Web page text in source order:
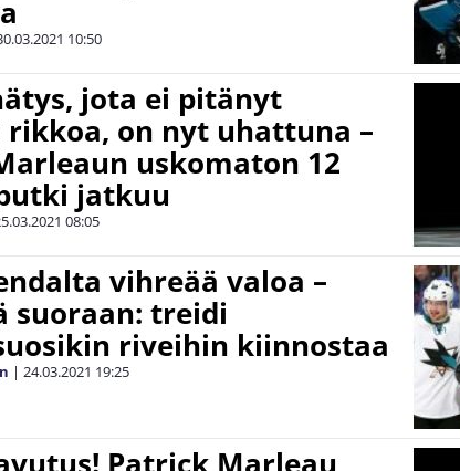
10:50
jota ei pitänyt
rikkoa, on nyt uhattuna –
uskomaton 12
jatkuu
08:05
vihreää valoa –
suoraan: treidi
riveihin kiinnostaa
| 24.03.2021 19:25